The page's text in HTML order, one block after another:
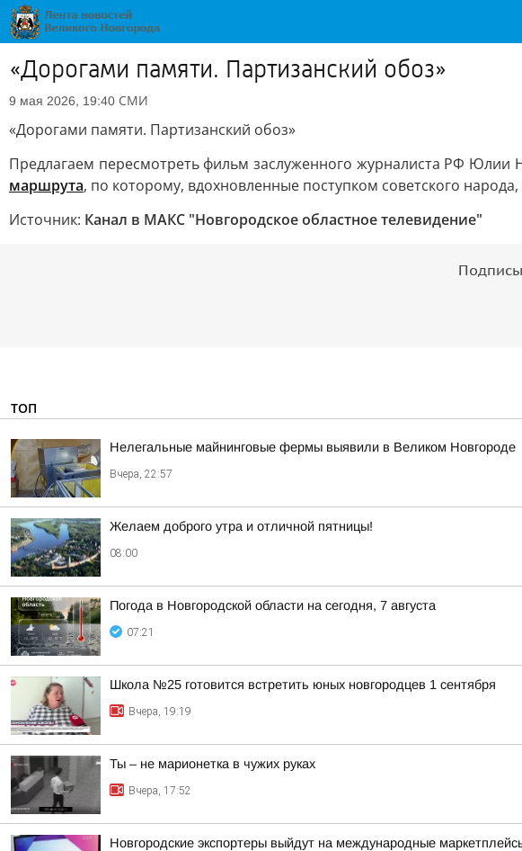
«Дорогами памяти. Партизанский обоз»
9 мая 2026, 19:40 СМИ
«Дорогами памяти. Партизанский обоз»
Предлагаем пересмотреть фильм заслуженного журналиста РФ Юлии
маршрута, по которому, вдохновленные поступком советского
Источник: Канал в МАКС "Новгородское областное телевидение"
ТОП
Нелегальные майнинговые фермы выявили в Великом Новгороде
Вчера, 22:57
Желаем доброго утра и отличной пятницы!
08:00
Погода в Новгородской области на сегодня, 7 августа
07:21
Школа №25 готовится встретить юных новгородцев 1 сентября
Вчера, 19:19
Ты – не марионетка в чужих руках
Вчера, 17:52
Новгородские экспортеры выйдут на международные